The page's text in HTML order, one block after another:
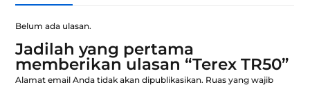
Belum ada ulasan.
Jadilah yang pertama
memberikan ulasan “Terex TR50”
Alamat email Anda tidak akan dipublikasikan. Ruas yang wajib